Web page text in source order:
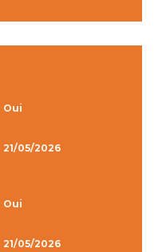
Oui
21/05/2026
Oui
21/05/2026